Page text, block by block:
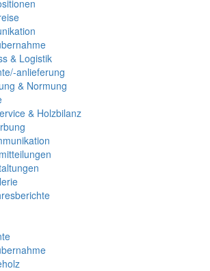
& Logistik
anlieferung
& Normung
& Holzbilanz